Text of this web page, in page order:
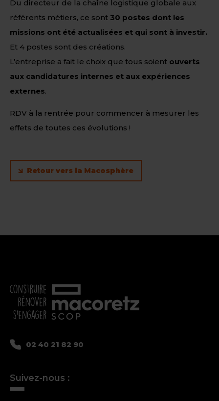
Du directeur de la chaîne logistique globale aux
référents métiers, ce sont 30 postes dont les
missions ont été actualisées et qui sont à investir.
Et 4 postes sont des créations.
L’entreprise a fait le choix que tous soient ouverts
aux candidatures internes et aux expériences
externes.
RDV à la rentrée pour commencer à mesurer les
effets de toutes ces évolutions !
Retour vers la Macosphère
02 40 21 82 90
Suivez-nous :